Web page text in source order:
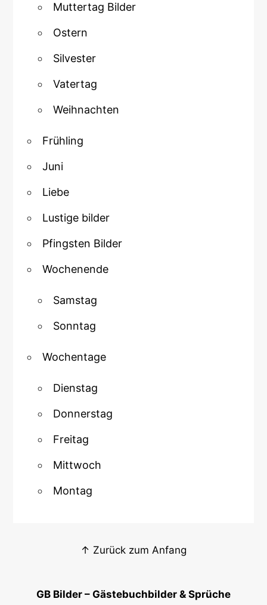
Muttertag Bilder
Ostern
Silvester
Vatertag
Weihnachten
Frühling
Juni
Liebe
Lustige bilder
Pfingsten Bilder
Wochenende
Samstag
Sonntag
Wochentage
Dienstag
Donnerstag
Freitag
Mittwoch
Montag
↑ Zurück zum Anfang
GB Bilder – Gästebuchbilder & Sprüche